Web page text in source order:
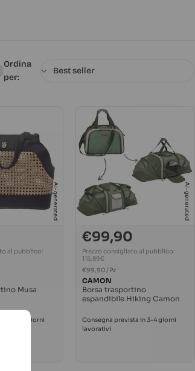
Ordina
per:
AI-generated
al pubblico:
Musa
in 3-4 giorni
AI-generated
Prezzo
normale
€99,90
Prezzo consigliato al pubblico:
115,89€
PREZZO
UNITARIO
€99,90/ Per
Pz
CAMON
Borsa trasportino
espandibile Hiking Camon
Consegna prevista in 3-4 giorni
lavorativi